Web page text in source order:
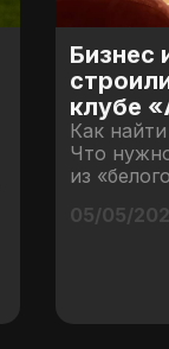
Бизнес
клубе
Как
Что
из «белого
05/05/